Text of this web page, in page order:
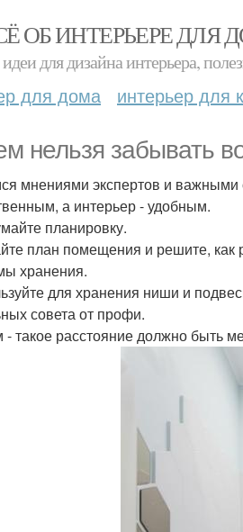
ОБ ИНТЕРЬЕРЕ ДЛЯ
для дизайна интерьера,
для дома интерьер для
нельзя забывать
мнениями экспертов и важными
а интерьер - удобным.
планировку.
план помещения и решите, как
хранения.
для хранения ниши и
совета от профи.
- такое расстояние должно быть